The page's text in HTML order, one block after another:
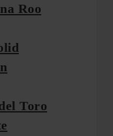
Roo
Toro